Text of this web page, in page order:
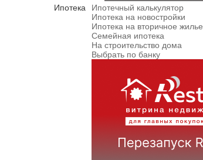
Ипотека
Ипотечный калькулятор
Ипотека на новостройки
Ипотека на вторичное жилье
Семейная ипотека
На строительство дома
Выбрать по банку